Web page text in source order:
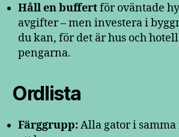
Håll en buffertför oväntade
avgifter – men investera i
du kan, för det är hus och
pengarna.
Ordlista
Färggrupp:Alla gator i